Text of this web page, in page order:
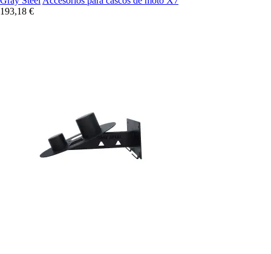
193,18 €